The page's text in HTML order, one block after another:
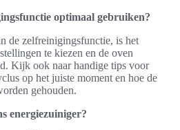
optimaal gebruiken?
de zelfreinigingsfunctie, is het
te kiezen en de oven
Kijk ook naar handige tips voor
op het juiste moment en hoe de
gehouden.
energiezuiniger?